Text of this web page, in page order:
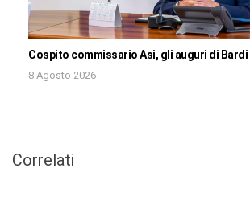
Cospito commissario Asi, gli auguri di Bardi
8 Agosto 2026
Correlati